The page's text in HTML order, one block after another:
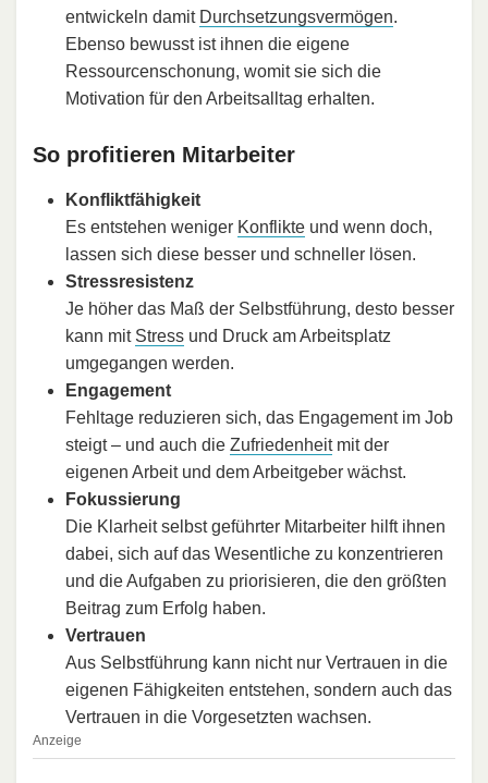
entwickeln damit Durchsetzungsvermögen.
Ebenso bewusst ist ihnen die eigene
Ressourcenschonung, womit sie sich die
Motivation für den Arbeitsalltag erhalten.
So profitieren Mitarbeiter
Konfliktfähigkeit
Es entstehen weniger Konflikte und wenn doch,
lassen sich diese besser und schneller lösen.
Stressresistenz
Je höher das Maß der Selbstführung, desto besser
kann mit Stress und Druck am Arbeitsplatz
umgegangen werden.
Engagement
Fehltage reduzieren sich, das Engagement im Job
steigt – und auch die Zufriedenheitmit der
eigenen Arbeit und dem Arbeitgeber wächst.
Fokussierung
Die Klarheit selbst geführter Mitarbeiter hilft ihnen
dabei, sich auf das Wesentliche zu konzentrieren
und die Aufgaben zu priorisieren, die den größten
Beitrag zum Erfolg haben.
Vertrauen
Aus Selbstführung kann nicht nur Vertrauen in die
eigenen Fähigkeiten entstehen, sondern auch das
Vertrauen in die Vorgesetzten wachsen.
Anzeige